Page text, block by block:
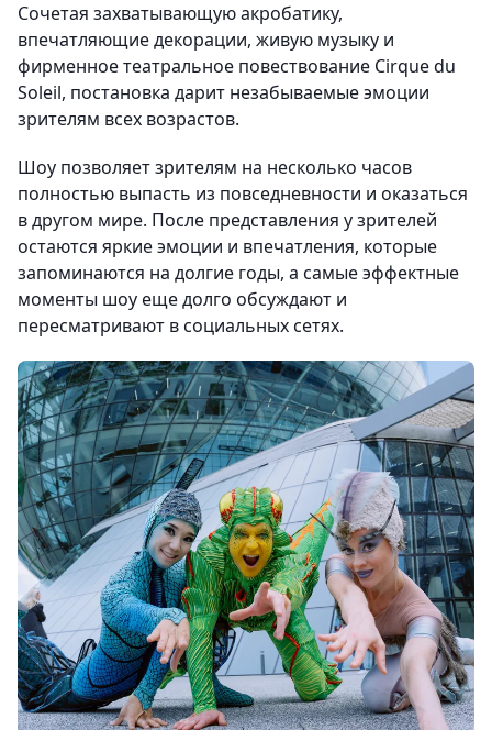
Сочетая захватывающую акробатику,
впечатляющие декорации, живую музыку и
фирменное театральное повествование Cirque du
Soleil, постановка дарит незабываемые эмоции
зрителям всех возрастов.
Шоу позволяет зрителям на несколько часов
полностью выпасть из повседневности и оказаться
в другом мире. После представления у зрителей
остаются яркие эмоции и впечатления, которые
запоминаются на долгие годы, а самые эффектные
моменты шоу еще долго обсуждают и
пересматривают в социальных сетях.